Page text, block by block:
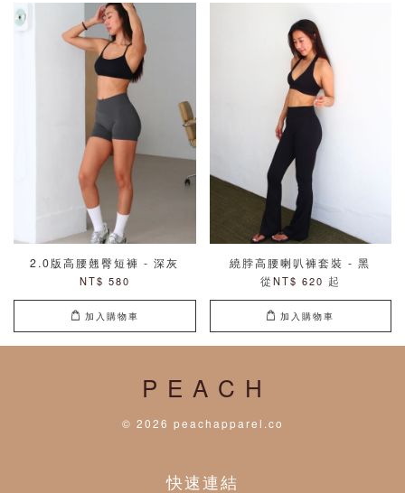
2.0版高腰翹臀短褲 - 深灰
NT$ 580
加入購物車
繞脖高腰喇叭褲套裝 - 黑
從NT$ 620 起
加入購物車
P E A C H
© 2026 peachapparel.co
快速連結